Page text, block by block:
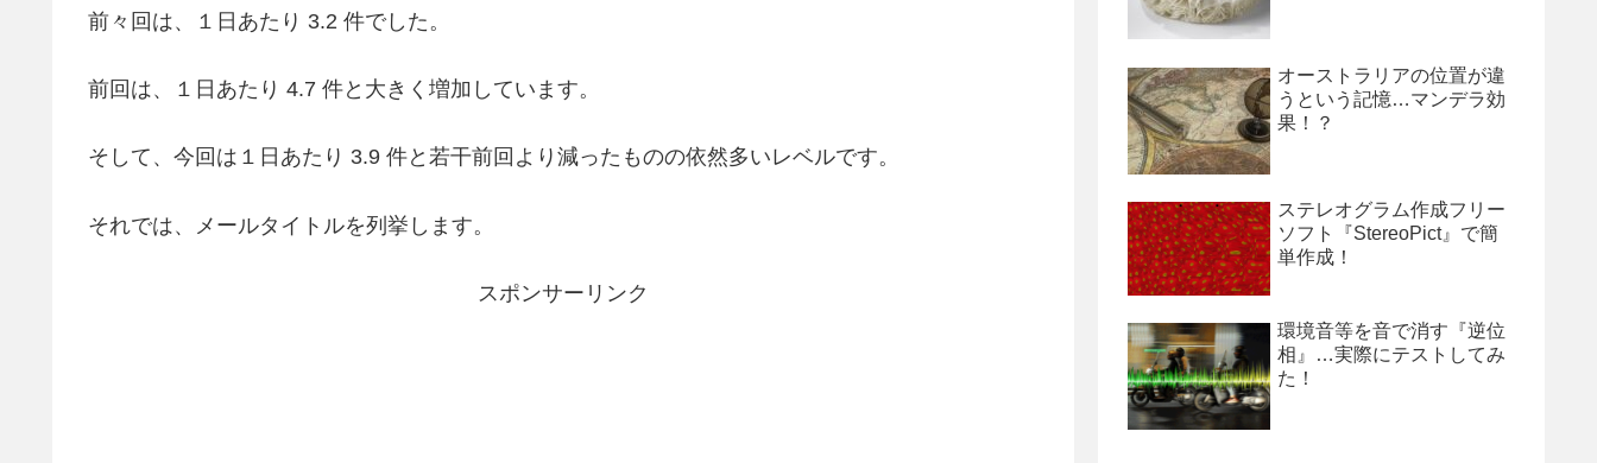
前々回は、１日あたり 3.2 件でした。
前回は、１日あたり 4.7 件と大きく増加しています。
そして、今回は１日あたり 3.9 件と若干前回より減ったものの依然多いレベルです。
それでは、メールタイトルを列挙します。
スポンサーリンク
オーストラリアの位置が違
うという記憶…マンデラ効
果！？
ステレオグラム作成フリー
ソフト『StereoPict』で簡
単作成！
環境音等を音で消す『逆位
相』…実際にテストしてみ
た！